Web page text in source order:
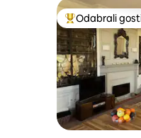
Među najviše
Odabrali